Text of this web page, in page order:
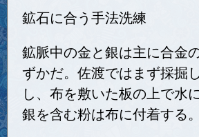
鉱石に合う手法洗練
鉱脈中の金と銀は主に合金
ずかだ。佐渡ではまず採掘
し、布を敷いた板の上で水
銀を含む粉は布に付着する。